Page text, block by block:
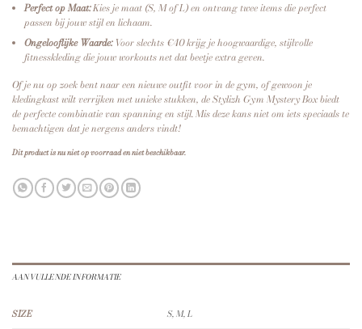
Perfect op Maat:Kies je maat (S, M of L) en ontvang twee items die perfect
passen bij jouw stijl en lichaam.
Ongelooflijke Waarde:Voor slechts €40 krijg je hoogwaardige, stijlvolle
fitnesskleding die jouw workouts net dat beetje extra geven.
Of je nu op zoek bent naar een nieuwe outfit voor in de gym, of gewoon je
kledingkast wilt verrijken met unieke stukken, de Stylizh Gym Mystery Box biedt
de perfecte combinatie van spanning en stijl. Mis deze kans niet om iets speciaals te
bemachtigen dat je nergens anders vindt!
Dit product is nu niet op voorraad en niet beschikbaar.
AANVULLENDE INFORMATIE
SIZE S, M, L